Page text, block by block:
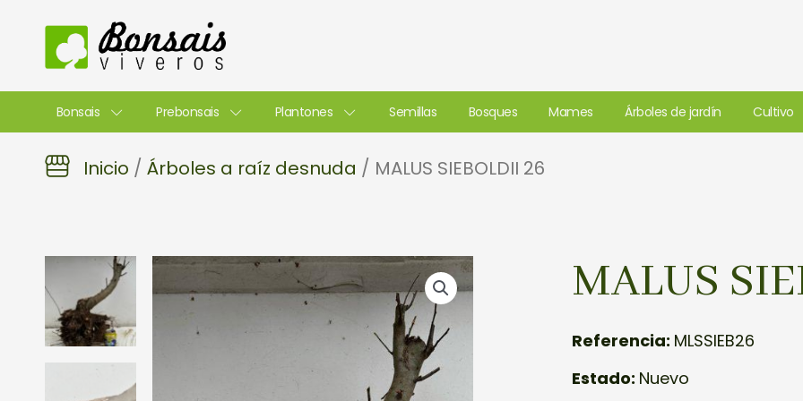
contenido
Bonsais Prebonsais Plantones Semillas Bosques Mames Árboles de jardín Cultivo
Inicio / Árboles a raíz desnuda / MALUS SIEBOLDII 26
MALUS
Referencia: MLSSIEB26
Estado: Nuevo